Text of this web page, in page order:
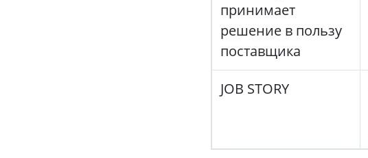
принимает
решение в пользу
поставщика
JOB STORY